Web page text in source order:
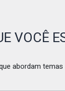
VOCÊ
abordam